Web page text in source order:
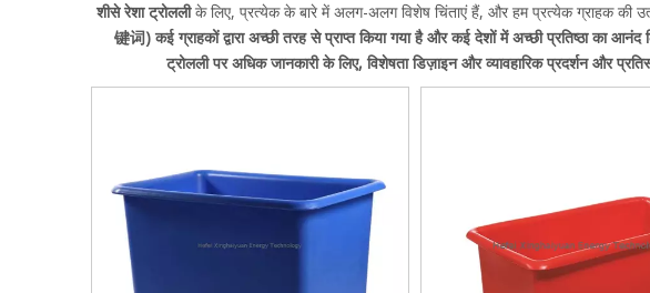
शीसे रेशा ट्रोललीके लिए, प्रत्येक के बारे में अलग-अलग विशेष चिंताएं हैं, और हम प्रत्येक ग्राहक की
键词)कई ग्राहकों द्वारा अच्छी तरह से प्राप्त किया गया है और कई देशों में अच्छी प्रतिष्ठा का आनंद
ट्रोललीपर अधिक जानकारी के लिए, विशेषता डिज़ाइन और व्यावहारिक प्रदर्शन और